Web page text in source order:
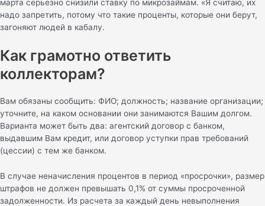
марта серьезно снизили ставку по микрозаймам. «Я считаю, их
надо запретить, потому что такие проценты, которые они берут,
загоняют людей в кабалу.
Как грамотно ответить
коллекторам?
Вам обязаны сообщить: ФИО; должность; название организации;
уточните, на каком основании они занимаются Вашим долгом.
Варианта может быть два: агентский договор с банком,
выдавшим Вам кредит, или договор уступки прав требований
(цессии) с тем же банком.
В случае неначисления процентов в период «просрочки», размер
штрафов не должен превышать 0,1% от суммы просроченной
задолженности. Из расчета за каждый день невыполнения